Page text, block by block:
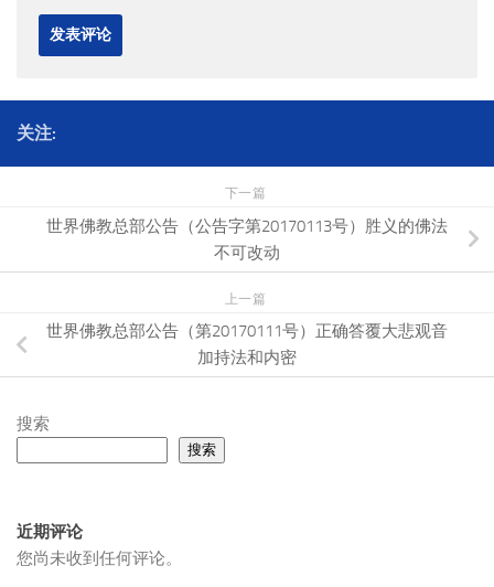
关注:
下一篇
世界佛教总部公告（公告字第20170113号）胜义的佛法
不可改动
上一篇
世界佛教总部公告（第20170111号）正确答覆大悲观音
加持法和内密
搜索
搜索
近期评论
您尚未收到任何评论。